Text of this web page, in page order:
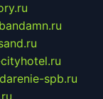
bandamn.ru
spb.ru